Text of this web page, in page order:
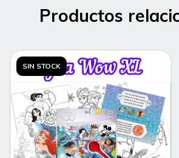
Productos
SIN STOCK